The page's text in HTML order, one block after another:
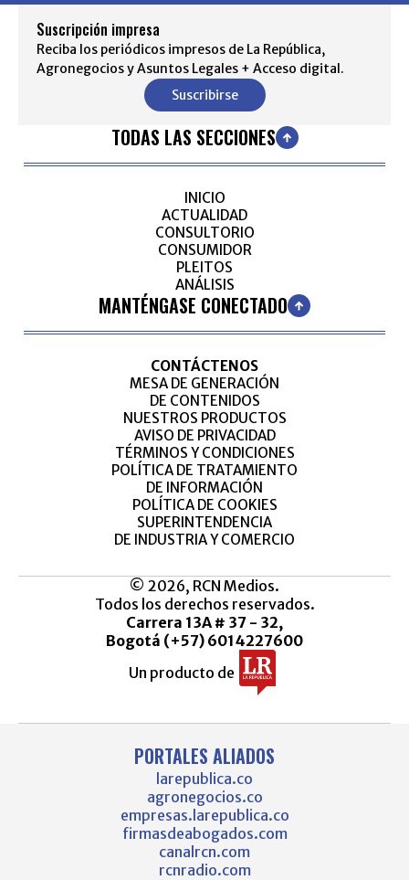
Suscripción impresa
Reciba los periódicos impresos de La República,
Agronegocios y Asuntos Legales + Acceso digital.
Suscribirse
TODAS LAS SECCIONES
INICIO
ACTUALIDAD
CONSULTORIO
CONSUMIDOR
PLEITOS
ANÁLISIS
MANTÉNGASE CONECTADO
CONTÁCTENOS
MESA DE GENERACIÓN
DE CONTENIDOS
NUESTROS PRODUCTOS
AVISO DE PRIVACIDAD
TÉRMINOS Y CONDICIONES
POLÍTICA DE TRATAMIENTO
DE INFORMACIÓN
POLÍTICA DE COOKIES
SUPERINTENDENCIA
DE INDUSTRIA Y COMERCIO
© 2026, RCN Medios.
Todos los derechos reservados.
Carrera 13A # 37 - 32,
Bogotá (+57) 6014227600
Un producto de
PORTALES ALIADOS
larepublica.co
agronegocios.co
empresas.larepublica.co
firmasdeabogados.com
canalrcn.com
rcnradio.com